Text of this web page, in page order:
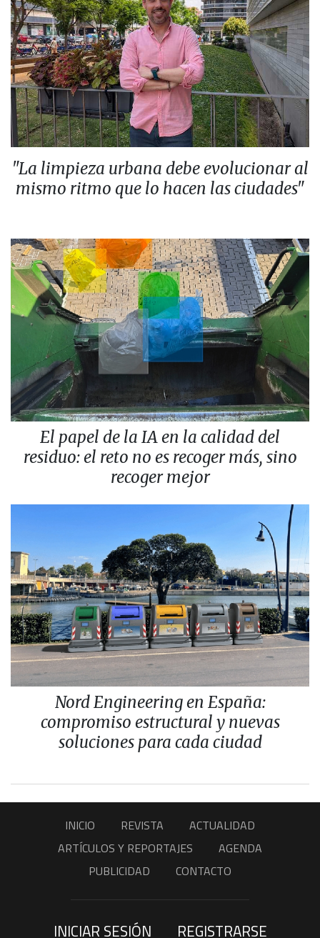
"La limpieza urbana debe evolucionar al
mismo ritmo que lo hacen las ciudades"
El papel de la IA en la calidad del
residuo: el reto no es recoger más, sino
recoger mejor
Nord Engineering en España:
compromiso estructural y nuevas
soluciones para cada ciudad
INICIO REVISTA
ACTUALIDAD
ARTÍCULOS Y REPORTAJES
AGENDA
PUBLICIDAD
CONTACTO
INICIAR SESIÓN REGISTRARSE